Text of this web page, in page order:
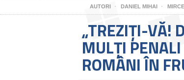
AUTORI DANIEL MIHAI
„TREZIȚI-VĂ!
MULȚI
ROMÂNI ÎN